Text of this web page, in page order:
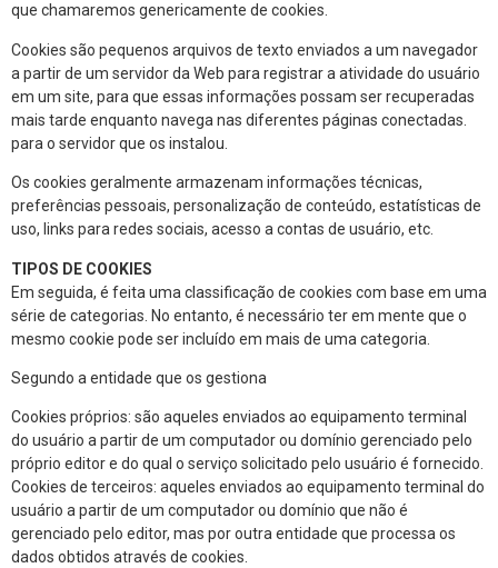
que chamaremos genericamente de cookies.
Cookies são pequenos arquivos de texto enviados a um navegador
a partir de um servidor da Web para registrar a atividade do usuário
em um site, para que essas informações possam ser recuperadas
mais tarde enquanto navega nas diferentes páginas conectadas.
para o servidor que os instalou.
Os cookies geralmente armazenam informações técnicas,
preferências pessoais, personalização de conteúdo, estatísticas de
uso, links para redes sociais, acesso a contas de usuário, etc.
TIPOS DE COOKIES
Em seguida, é feita uma classificação de cookies com base em uma
série de categorias. No entanto, é necessário ter em mente que o
mesmo cookie pode ser incluído em mais de uma categoria.
Segundo a entidade que os gestiona
Cookies próprios: são aqueles enviados ao equipamento terminal
do usuário a partir de um computador ou domínio gerenciado pelo
próprio editor e do qual o serviço solicitado pelo usuário é fornecido.
Cookies de terceiros: aqueles enviados ao equipamento terminal do
usuário a partir de um computador ou domínio que não é
gerenciado pelo editor, mas por outra entidade que processa os
dados obtidos através de cookies.